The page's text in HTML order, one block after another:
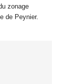
zonage
de Peynier.